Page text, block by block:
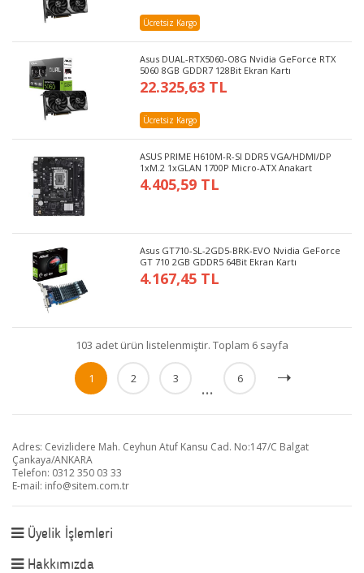
Ücretsiz Kargo
Asus DUAL-RTX5060-O8G Nvidia GeForce RTX
5060 8GB GDDR7 128Bit Ekran Kartı
22.325,63 TL
Ücretsiz Kargo
ASUS PRIME H610M-R-SI DDR5 VGA/HDMI/DP
1xM.2 1xGLAN 1700P Micro-ATX Anakart
4.405,59 TL
Asus GT710-SL-2GD5-BRK-EVO Nvidia GeForce
GT 710 2GB GDDR5 64Bit Ekran Kartı
4.167,45 TL
103 adet ürün listelenmiştir. Toplam 6 sayfa
1 2 3 ... 6
Adres: Cevizlidere Mah. Ceyhun Atuf Kansu Cad. No:147/C Balgat
Çankaya/ANKARA
Telefon: 0312 350 03 33
E-mail: info@sitem.com.tr
Üyelik İşlemleri
Hakkımızda